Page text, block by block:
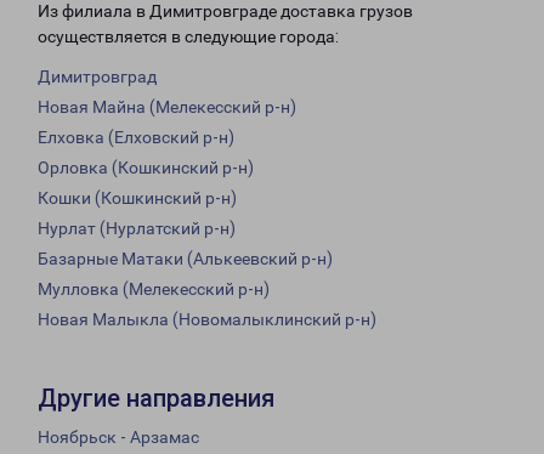
Из филиала в Димитровграде доставка грузов
осуществляется в следующие города:
Димитровград
Новая Майна (Мелекесский р-н)
Елховка (Елховский р-н)
Орловка (Кошкинский р-н)
Кошки (Кошкинский р-н)
Нурлат (Нурлатский р-н)
Базарные Матаки (Алькеевский р-н)
Мулловка (Мелекесский р-н)
Новая Малыкла (Новомалыклинский р-н)
Другие направления
Ноябрьск - Арзамас